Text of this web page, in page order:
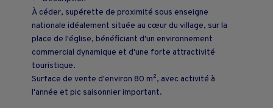
À céder, supérette de proximité sous enseigne
nationale idéalement située au cœur du village, sur la
place de l'église, bénéficiant d'un environnement
commercial dynamique et d'une forte attractivité
touristique.
Surface de vente d'environ 80 m², avec activité à
l'année et pic saisonnier important.